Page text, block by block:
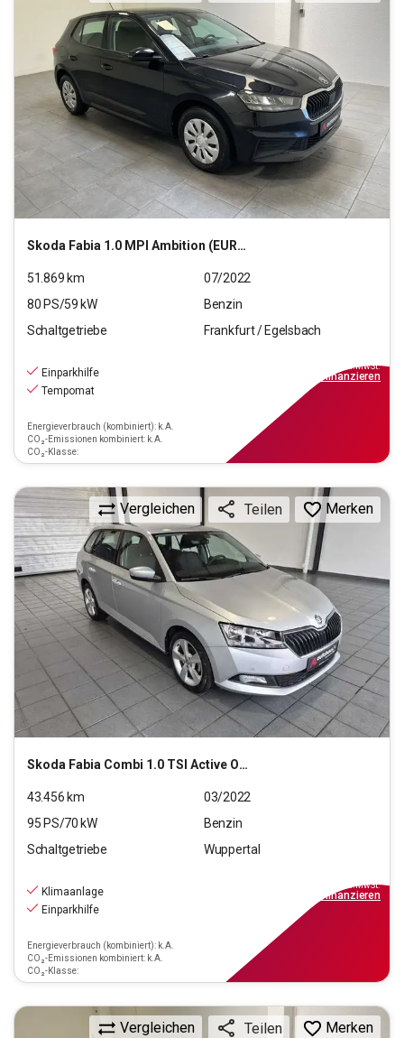
Skoda Fabia 1.0 MPI Ambition (EURO 6d)
51.869 km
07/2022
80 PS/59 kW
Benzin
Schaltgetriebe
Frankfurt / Egelsbach
Einparkhilfe
Tempomat
Energieverbrauch (kombiniert): k.A.
CO₂-Emissionen kombiniert: k.A.
CO₂-Klasse:
inkl.MwSt.
finanzieren
Skoda Fabia Combi 1.0 TSI Active OPF (EURO 6d)
Vergleichen Teilen Merken
43.456 km
03/2022
95 PS/70 kW
Benzin
Schaltgetriebe
Wuppertal
Klimaanlage
Einparkhilfe
Energieverbrauch (kombiniert): k.A.
CO₂-Emissionen kombiniert: k.A.
CO₂-Klasse:
inkl.MwSt.
finanzieren
Vergleichen Teilen Merken